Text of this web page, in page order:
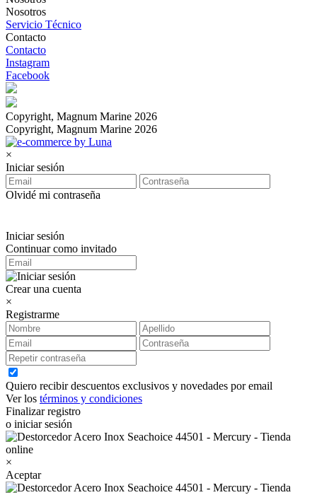
Nosotros
Servicio Técnico
Contacto
Contacto
Instagram
Facebook
Copyright, Magnum Marine 2026
Copyright, Magnum Marine 2026
×
Iniciar sesión
Olvidé mi contraseña
Iniciar sesión
Continuar como invitado
Crear una cuenta
×
Registrarme
Quiero recibir descuentos exclusivos y novedades por email
Ver los términos y condiciones
Finalizar registro
o iniciar sesión
×
Aceptar